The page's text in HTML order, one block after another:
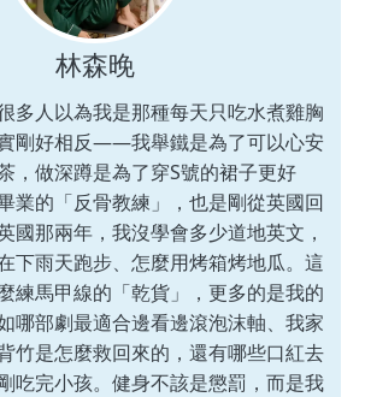
林森晚
多人以為我是那種每天只吃水煮雞胸
剛好相反——我舉鐵是為了可以心安
，做深蹲是為了穿S號的裙子更好
業的「反骨教練」，也是剛從英國回
國那兩年，我沒學會多少道地英文，
下雨天跑步、怎麼用烤箱烤地瓜。這
練馬甲線的「乾貨」，更多的是我的
哪部劇最適合邊看邊滾泡沫軸、我家
竹是怎麼救回來的，還有哪些口紅去
吃完小孩。健身不該是懲罰，而是我